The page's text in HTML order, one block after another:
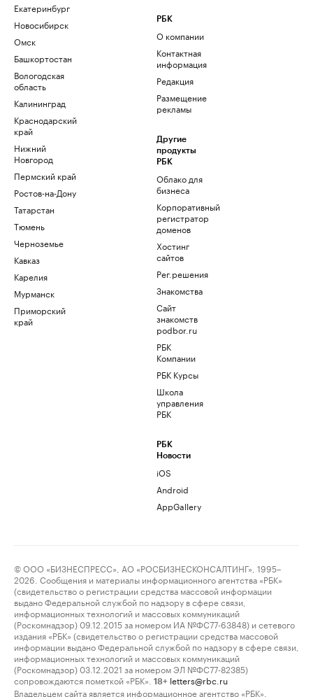
Екатеринбург
Новосибирск
Омск
Башкортостан
Вологодская
область
Калининград
Краснодарский
край
Нижний
Новгород
Пермский край
Ростов-на-Дону
Татарстан
Тюмень
Черноземье
Кавказ
Карелия
Мурманск
Приморский
край
РБК
О компании
Контактная
информация
Редакция
Размещение
рекламы
Другие
продукты
РБК
Облако для
бизнеса
Корпоративный
регистратор
доменов
Хостинг
сайтов
Рег.решения
Знакомства
Сайт
знакомств
podbor.ru
РБК
Компании
РБК Курсы
Школа
управления
РБК
РБК
Новости
iOS
Android
AppGallery
© ООО «БИЗНЕСПРЕСС», АО «РОСБИЗНЕСКОНСАЛТИНГ», 1995–
2026. Сообщения и материалы информационного агентства «РБК»
(свидетельство о регистрации средства массовой информации
выдано Федеральной службой по надзору в сфере связи,
информационных технологий и массовых коммуникаций
(Роскомнадзор) 09.12.2015 за номером ИА №ФС77-63848) и сетевого
издания «РБК» (свидетельство о регистрации средства массовой
информации выдано Федеральной службой по надзору в сфере связи,
информационных технологий и массовых коммуникаций
(Роскомнадзор) 03.12.2021 за номером ЭЛ №ФС77-82385)
сопровождаются пометкой «РБК».
18+ letters@rbc.ru
Владельцем сайта является информационное агентство «РБК».